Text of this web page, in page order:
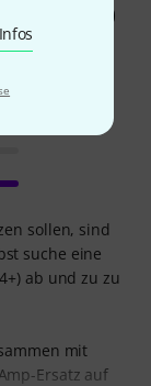
Liebhaber)
sollen, sind
suche eine
ab und zu zu
mit
Ersatz auf